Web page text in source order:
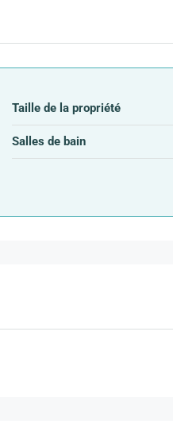
Taille de la propriété
Salles de bain